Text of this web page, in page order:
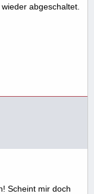
abgeschaltet.
Scheint mir doch